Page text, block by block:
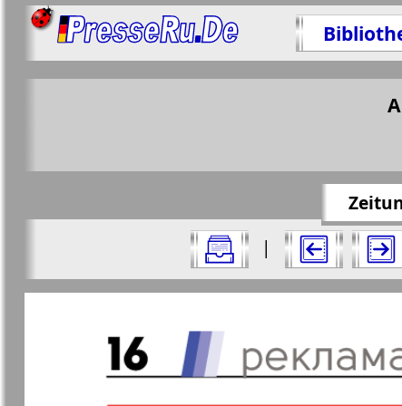
Alle Ausgaben Zeitungen
|
Seiten Zeitung "Wostotschnaja
Teilen
https://
Aktuelle Zeitungen und Zeitschriften